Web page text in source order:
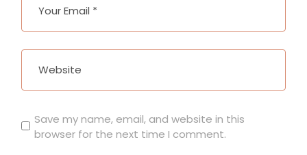
Save my name, email, and website in this
browser for the next time I comment.